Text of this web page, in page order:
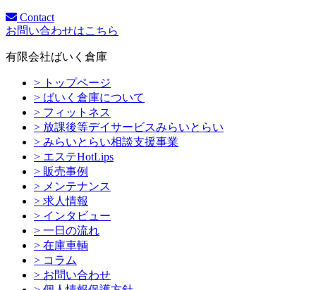
Contact
お問い合わせはこちら
有限会社ばいく倉庫
> トップページ
> ばいく倉庫について
> フィットネス
> 放課後等デイサービスみらいとらい
> みらいとらい相談支援事業
> エステHotLips
> 販売事例
> メンテナンス
> 求人情報
> インタビュー
> 一日の流れ
> 在庫車輌
> コラム
> お問い合わせ